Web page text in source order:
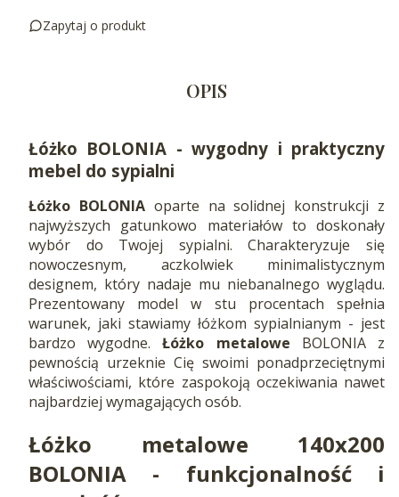
Zapytaj o produkt
OPIS
Łóżko BOLONIA - wygodny i praktyczny
mebel do sypialni
Łóżko BOLONIAoparte na solidnej konstrukcji z
najwyższych gatunkowo materiałów to doskonały
wybór do Twojej sypialni. Charakteryzuje się
nowoczesnym, aczkolwiek minimalistycznym
designem, który nadaje mu niebanalnego wyglądu.
Prezentowany model w stu procentach spełnia
warunek, jaki stawiamy łóżkom sypialnianym - jest
bardzo wygodne.Łóżko metalowe BOLONIA z
pewnością urzeknie Cię swoimi ponadprzeciętnymi
właściwościami, które zaspokoją oczekiwania nawet
najbardziej wymagających osób.
Łóżko metalowe 140x200
BOLONIA - funkcjonalność i